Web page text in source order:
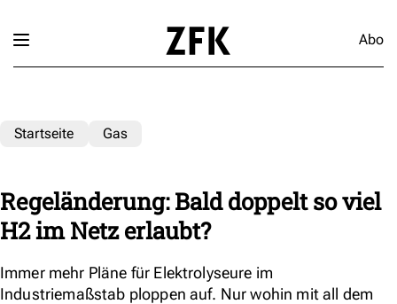
Abo
Startseite Gas
Regeländerung: Bald doppelt so viel
H2 im Netz erlaubt?
Immer mehr Pläne für Elektrolyseure im
Industriemaßstab ploppen auf. Nur wohin mit all dem